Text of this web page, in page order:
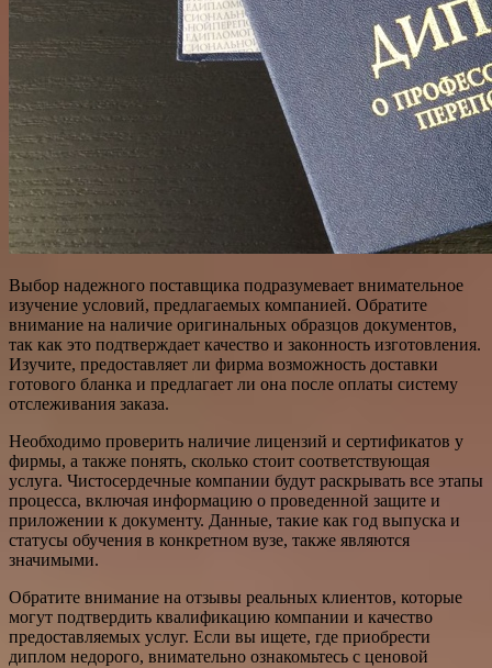
Выбор надежного поставщика подразумевает внимательное
изучение условий, предлагаемых компанией. Обратите
внимание на наличие оригинальных образцов документов,
так как это подтверждает качество и законность изготовления.
Изучите, предоставляет ли фирма возможность доставки
готового бланка и предлагает ли она после оплаты систему
отслеживания заказа.
Необходимо проверить наличие лицензий и сертификатов у
фирмы, а также понять, сколько стоит соответствующая
услуга. Чистосердечные компании будут раскрывать все этапы
процесса, включая информацию о проведенной защите и
приложении к документу. Данные, такие как год выпуска и
статусы обучения в конкретном вузе, также являются
значимыми.
Обратите внимание на отзывы реальных клиентов, которые
могут подтвердить квалификацию компании и качество
предоставляемых услуг. Если вы ищете, где приобрести
диплом недорого, внимательно ознакомьтесь с ценовой